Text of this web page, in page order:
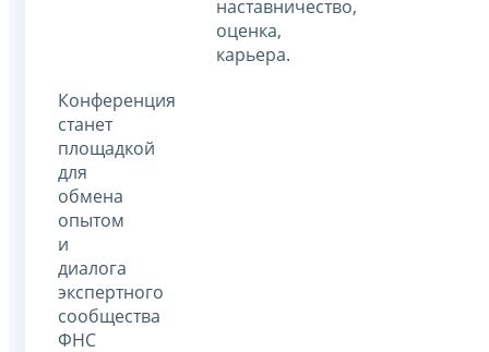
наставничество,
оценка,
карьера.
Конференция
станет
площадкой
для
обмена
опытом
и
диалога
экспертного
сообщества
ФНС